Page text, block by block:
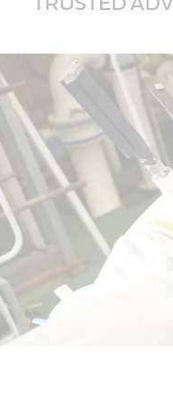
Content